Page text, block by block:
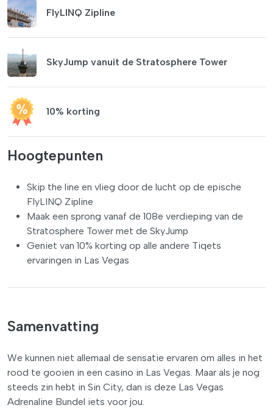
FlyLINQ Zipline
SkyJump vanuit de Stratosphere Tower
10% korting
Hoogtepunten
Skip the line en vlieg door de lucht op de epische
FlyLINQ Zipline
Maak een sprong vanaf de 108e verdieping van de
Stratosphere Tower met de SkyJump
Geniet van 10% korting op alle andere Tiqets
ervaringen in Las Vegas
Samenvatting
We kunnen niet allemaal de sensatie ervaren om alles in het
rood te gooien in een casino in Las Vegas. Maar als je nog
steeds zin hebt in Sin City, dan is deze Las Vegas
Adrenaline Bundel iets voor jou.